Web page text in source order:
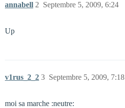
annabell Septembre 5, 2009, 6:24
2
Up
v1rus_2_2 Septembre 5, 2009, 7:18
3
moi sa marche :neutre: